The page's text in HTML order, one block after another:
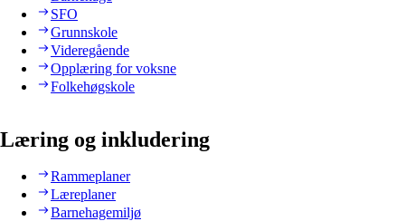
SFO
Grunnskole
Videregående
Opplæring for voksne
Folkehøgskole
Læring og inkludering
Rammeplaner
Læreplaner
Barnehagemiljø